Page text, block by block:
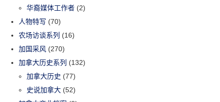
华裔媒体工作者 (2)
人物特写 (70)
农场访谈系列 (16)
加国采风 (270)
加拿大历史系列 (132)
加拿大历史 (77)
史说加拿大 (52)